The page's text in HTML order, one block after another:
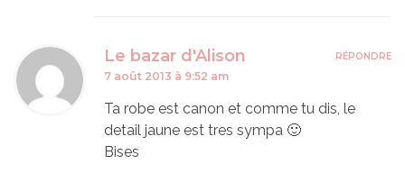
Le bazar d'Alison
7 août 2013 à 9:52 am
Ta robe est canon et comme tu dis, le
detail jaune est tres sympa 🙂
Bises
RÉPONDRE